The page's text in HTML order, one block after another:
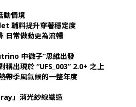
動情境
輔料提升穿著穩定度
日常做動更為流暢
中微子”思維出發
稱出現於 “UFS_003” 2.0+ 之上
帶季風氣候的一整年度
」消光紗線織造